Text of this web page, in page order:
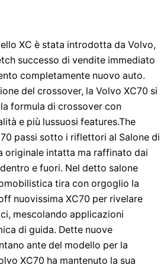
XC è stata introdotta da Volvo,
successo di vendite immediato
completamente nuovo auto.
del crossover, la Volvo XC70 si
formula di crossover con
e più lussuosi features.The
passi sotto i riflettori al Salone di
originale intatta ma raffinato dai
e fuori. Nel detto salone
tira con orgoglio la
nuovissima XC70 per rivelare
mescolando applicazioni
di guida. Dette nuove
ante del modello per la
XC70 ha mantenuto la sua